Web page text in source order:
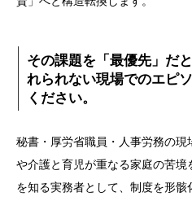
その課題を「最優先」だ
れられない現場でのエピ
ください。
秘書・厚労省職員・人事労務の
や介護と育児が重なる家庭の苦
を知る実務者として、制度を形